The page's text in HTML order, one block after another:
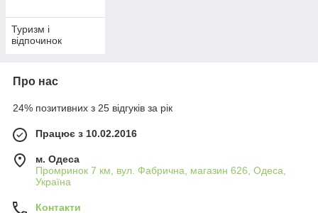
Туризм і
відпочинок
Про нас
24% позитивних з 25 відгуків за рік
Працює з 10.02.2016
м. Одеса
Промринок 7 км, вул. Фабрична, магазин 626, Одеса,
Україна
Контакти